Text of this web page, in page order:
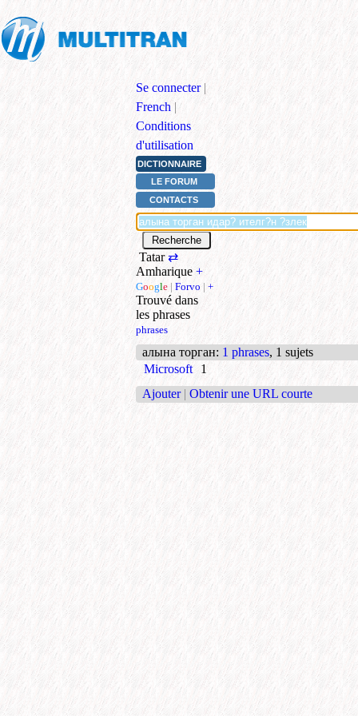
Se connecter |
French |
Conditions
d'utilisation
DICTIONNAIRE
LE FORUM
CONTACTS
Tatar⇄
Amharique +
Google | Forvo | +
Trouvé dans
les phrases
phrases
алына торган: 1 phrases, 1 sujets
Microsoft
1
Ajouter | Obtenir une URL courte